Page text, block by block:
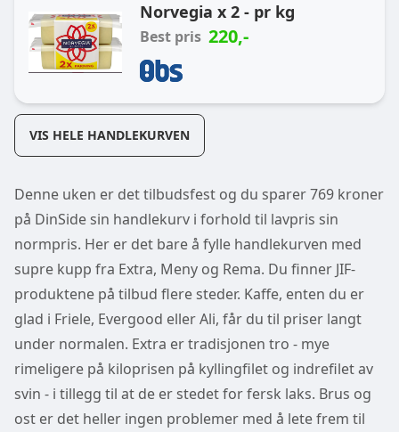
Norvegia x 2 - pr kg
Best pris 220,-
VIS HELE HANDLEKURVEN
Denne uken er det tilbudsfest og du sparer 769 kroner
på DinSide sin handlekurv i forhold til lavpris sin
normpris. Her er det bare å fylle handlekurven med
supre kupp fra Extra, Meny og Rema. Du finner JIF-
produktene på tilbud flere steder. Kaffe, enten du er
glad i Friele, Evergood eller Ali, får du til priser langt
under normalen. Extra er tradisjonen tro - mye
rimeligere på kiloprisen på kyllingfilet og indrefilet av
svin - i tillegg til at de er stedet for fersk laks. Brus og
ost er det heller ingen problemer med å lete frem til